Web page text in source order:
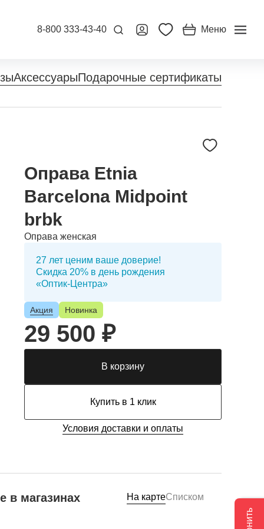
8-800 333-43-40 Меню
АксессуарыПодарочные сертификаты
Оправа Etnia
Barcelona Midpoint
brbk
Оправа женская
27 лет ценим ваше доверие!
Скидка 20% в день рождения
«Оптик-Центра»
Акция Новинка
29 500 ₽
В корзину
Купить в 1 клик
Условия доставки и оплаты
в магазинах На картеСписком